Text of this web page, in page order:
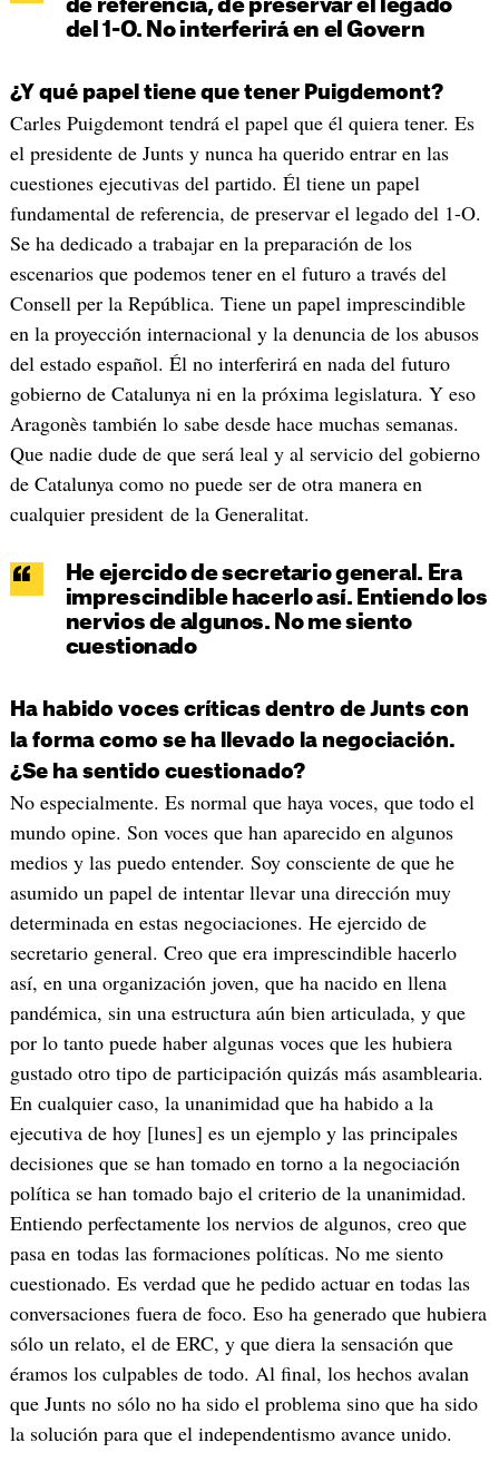
de referencia, de preservar el legado
del 1-O. No interferirá en el Govern
¿Y qué papel tiene que tener Puigdemont?
Carles Puigdemont tendrá el papel que él quiera tener. Es
el presidente de Junts y nunca ha querido entrar en las
cuestiones ejecutivas del partido. Él tiene un papel
fundamental de referencia, de preservar el legado del 1-O.
Se ha dedicado a trabajar en la preparación de los
escenarios que podemos tener en el futuro a través del
Consell per la República. Tiene un papel imprescindible
en la proyección internacional y la denuncia de los abusos
del estado español. Él no interferirá en nada del futuro
gobierno de Catalunya ni en la próxima legislatura. Y eso
Aragonès también lo sabe desde hace muchas semanas.
Que nadie dude de que será leal y al servicio del gobierno
de Catalunya como no puede ser de otra manera en
cualquier president de la Generalitat.
He ejercido de secretario general. Era
imprescindible hacerlo así. Entiendo los
nervios de algunos. No me siento
cuestionado
Ha habido voces críticas dentro de Junts con
la forma como se ha llevado la negociación.
¿Se ha sentido cuestionado?
No especialmente. Es normal que haya voces, que todo el
mundo opine. Son voces que han aparecido en algunos
medios y las puedo entender. Soy consciente de que he
asumido un papel de intentar llevar una dirección muy
determinada en estas negociaciones. He ejercido de
secretario general. Creo que era imprescindible hacerlo
así, en una organización joven, que ha nacido en llena
pandémica, sin una estructura aún bien articulada, y que
por lo tanto puede haber algunas voces que les hubiera
gustado otro tipo de participación quizás más asamblearia.
En cualquier caso, la unanimidad que ha habido a la
ejecutiva de hoy [lunes] es un ejemplo y las principales
decisiones que se han tomado en torno a la negociación
política se han tomado bajo el criterio de la unanimidad.
Entiendo perfectamente los nervios de algunos, creo que
pasa en todas las formaciones políticas. No me siento
cuestionado. Es verdad que he pedido actuar en todas las
conversaciones fuera de foco. Eso ha generado que hubiera
sólo un relato, el de ERC, y que diera la sensación que
éramos los culpables de todo. Al final, los hechos avalan
que Junts no sólo no ha sido el problema sino que ha sido
la solución para que el independentismo avance unido.